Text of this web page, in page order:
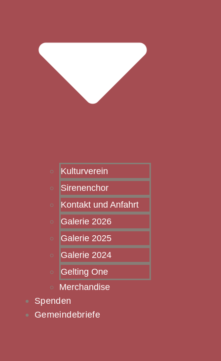
Kulturverein
Sirenenchor
Kontakt und Anfahrt
Galerie 2026
Galerie 2025
Galerie 2024
Gelting One
Merchandise
Spenden
Gemeindebriefe